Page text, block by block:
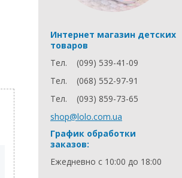
Интернет магазин детских
товаров
Тел.
(099) 539-41-09
Тел.
(068) 552-97-91
Тел.
(093) 859-73-65
shop@lolo.com.ua
График обработки
заказов:
Ежедневно с 10:00 до 18:00